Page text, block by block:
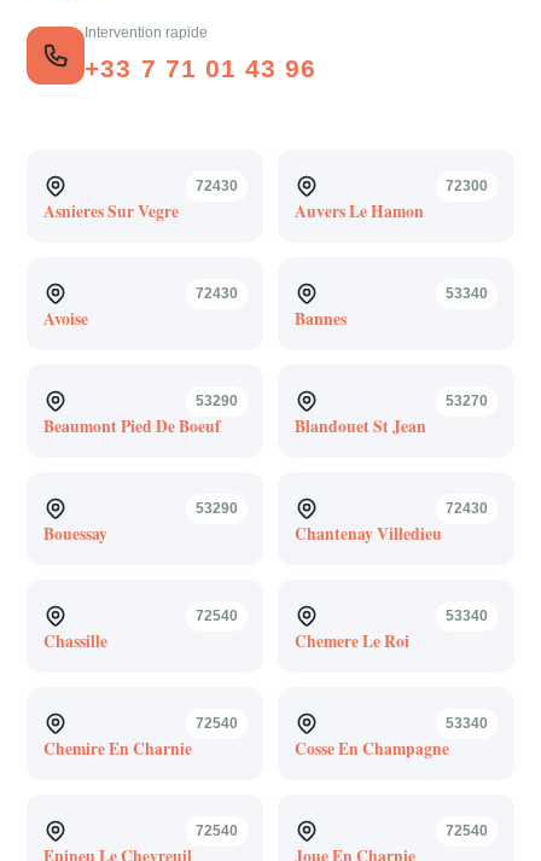
Intervention rapide
+33 7 71 01 43 96
72430
Asnieres Sur Vegre
72300
Auvers Le Hamon
72430
Avoise
53340
Bannes
53290
Beaumont Pied De Boeuf
53270
Blandouet St Jean
53290
Bouessay
72430
Chantenay Villedieu
72540
Chassille
53340
Chemere Le Roi
72540
Chemire En Charnie
53340
Cosse En Champagne
72540
Epineu Le Chevreuil
72540
Joue En Charnie